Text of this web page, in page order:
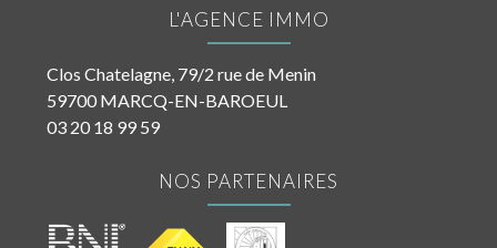
L'AGENCE IMMO
Clos Chatelagne, 79/2 rue de Menin
59700 MARCQ-EN-BAROEUL
03 20 18 99 59
NOS PARTENAIRES